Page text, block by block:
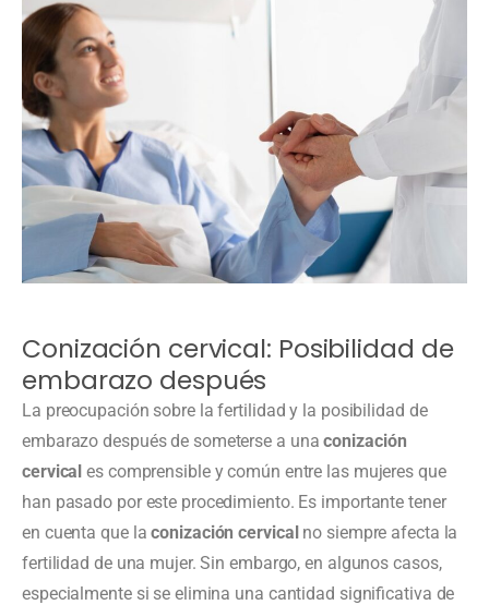
Conización cervical: Posibilidad de
embarazo después
La preocupación sobre la fertilidad y la posibilidad de
embarazo después de someterse a unaconización
cervical es comprensible y común entre las mujeres que
han pasado por este procedimiento. Es importante tener
en cuenta que laconización cervicalno siempre afecta la
fertilidad de una mujer. Sin embargo, en algunos casos,
especialmente si se elimina una cantidad significativa de